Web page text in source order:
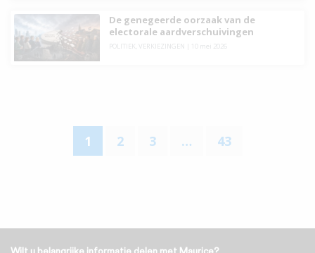
De genegeerde oorzaak van de
electorale aardverschuivingen
POLITIEK VERKIEZINGEN 10 mei 2026
1 2 3 … 43